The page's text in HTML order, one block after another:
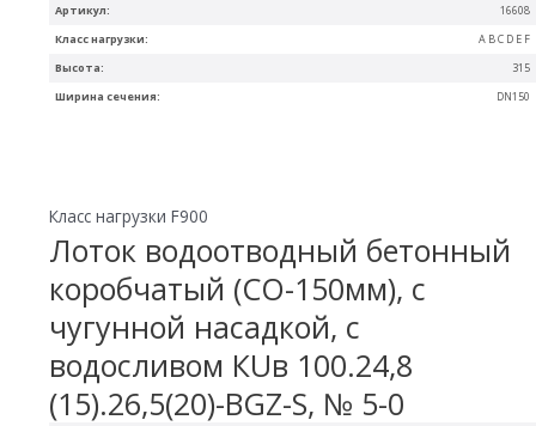
Артикул: 16608
Ширина сечения: DN150
Высота: 315
Класс нагрузки: A B C D E F
Класс нагрузки F900
Лоток водоотводный бетонный
коробчатый (СО-150мм), с
чугунной насадкой, с
водосливом КUв 100.24,8
(15).26,5(20)-BGZ-S, № 5-0